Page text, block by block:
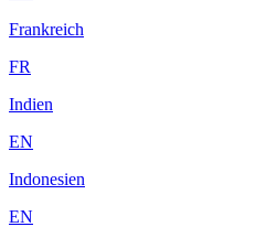
Frankreich
FR
Indien
EN
Indonesien
EN